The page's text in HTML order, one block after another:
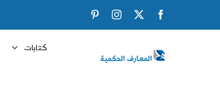
Facebook
X
Instagram
كتابات